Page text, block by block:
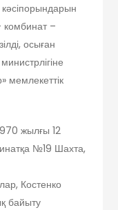
комбинат –
осыған
мемлекеттік
жылғы 12
№19 Шахта,
Костенко
байыту